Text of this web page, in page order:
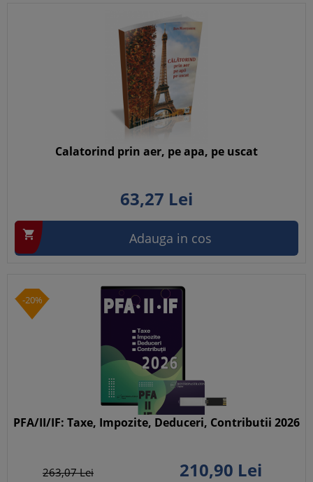
Calatorind prin aer, pe apa, pe uscat
63,27 Lei
 Adauga in cos
-20%
PFA/II/IF: Taxe, Impozite, Deduceri, Contributii 2026
263,07Lei 210,90 Lei